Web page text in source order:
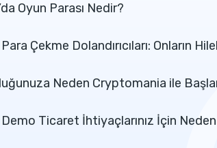
Oyun Parası Nedir?
Çekme Dolandırıcıları: Onların
Neden Cryptomania ile
Ticaret İhtiyaçlarınız İçin